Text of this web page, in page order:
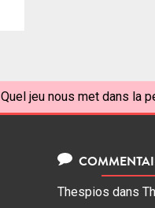
Quel jeu nous met dans la
Thespios dans